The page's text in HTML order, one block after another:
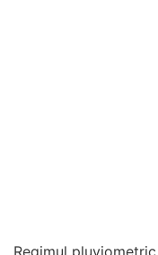
Regimul